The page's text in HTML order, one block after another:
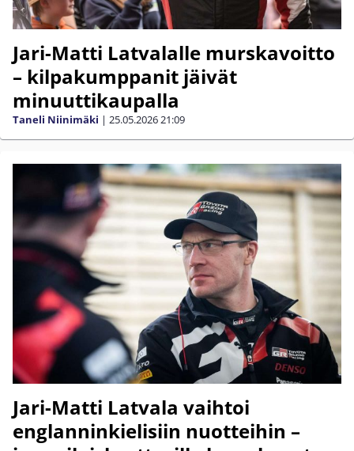
Jari-Matti Latvalalle murskavoitto
– kilpakumppanit jäivät
minuuttikaupalla
Taneli Niinimäki | 25.05.202621:09
Jari-Matti Latvala vaihtoi
englanninkielisiin nuotteihin –